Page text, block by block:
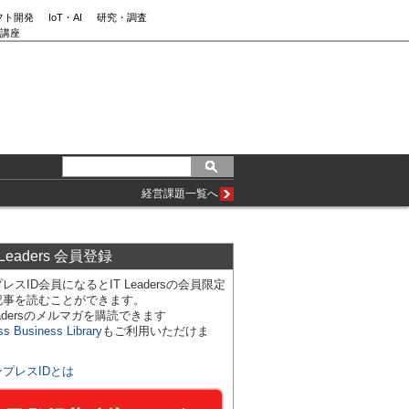
ト開発 IoT・AI
研究・調査
座
経営課題一覧へ
会員登録
スID会員になるとIT Leadersの会員限定
を読むことができます。
のメルマガを購読できます
Business Libraryもご利用いただけま
プレスIDとは